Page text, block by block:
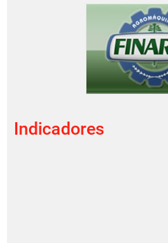
Indicadores